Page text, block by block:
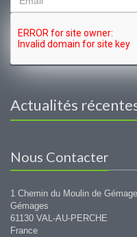
Actualités
Nous Contacter
1 Chemin du Moulin de
Gémages
61130 VAL-AU-PERCHE
France